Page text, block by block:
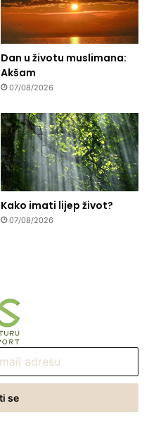
Dan u životu muslimana:
Akšam
07/08/2026
Kako imati lijep život?
07/08/2026